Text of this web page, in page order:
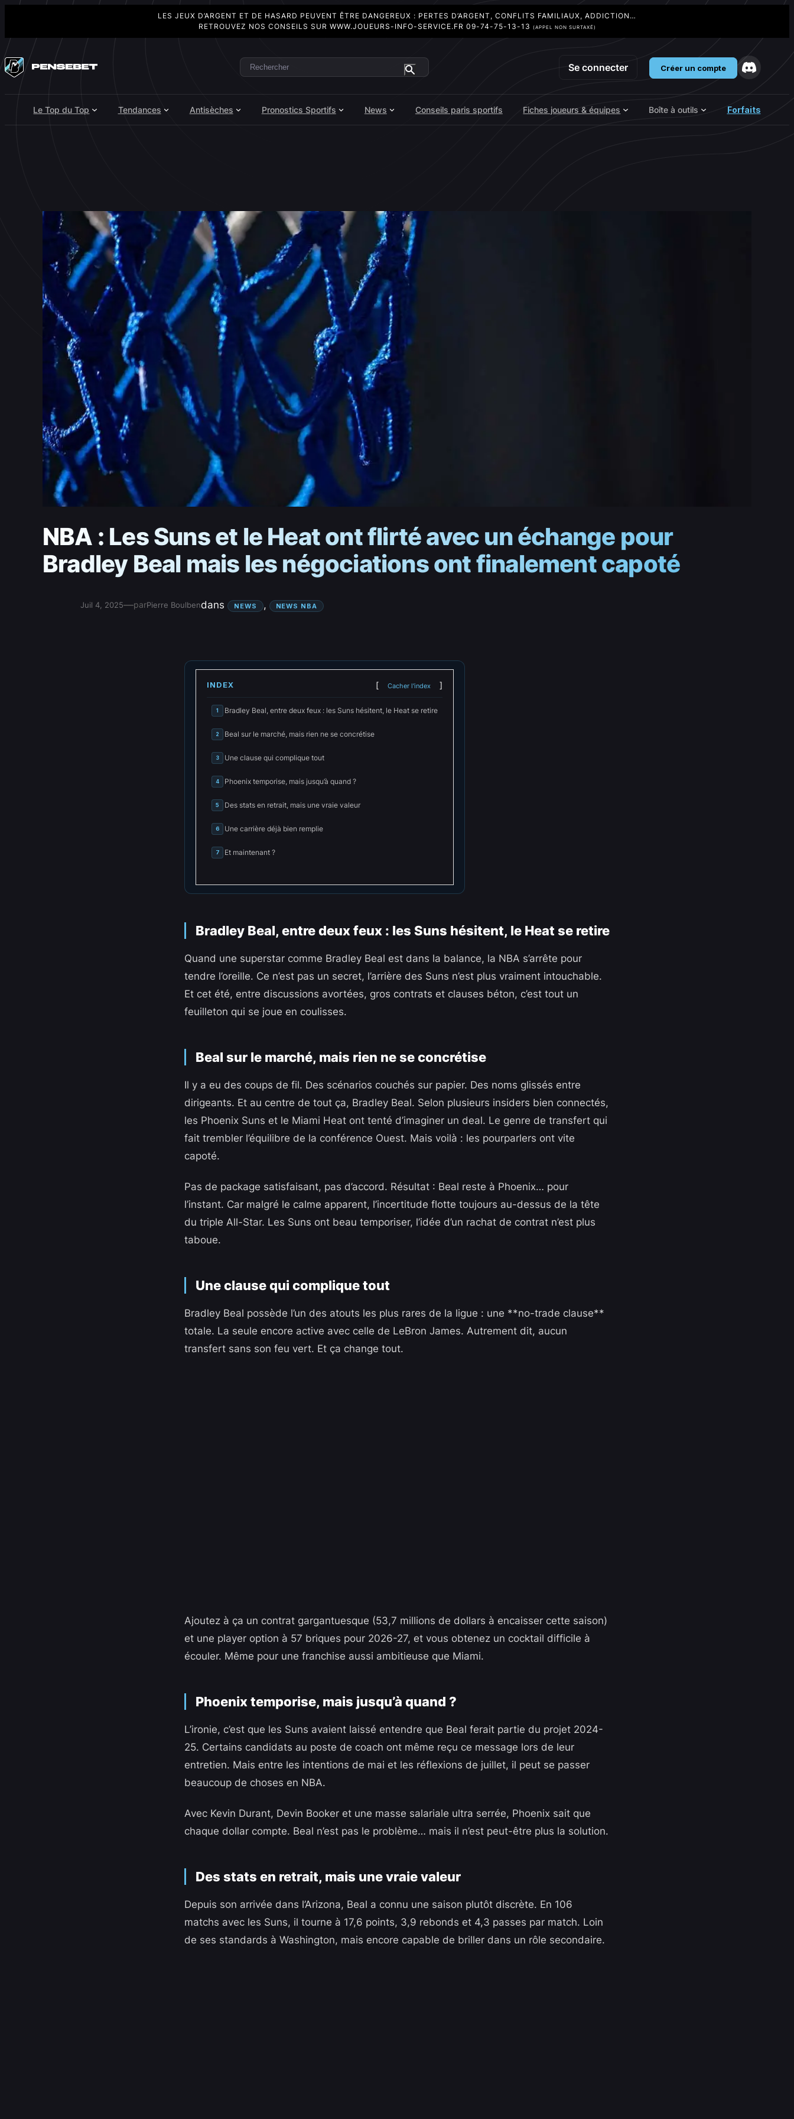
LES JEUX D’ARGENT ET DE HASARD PEUVENT ÊTRE DANGEREUX : PERTES D’ARGENT, CONFLITS FAMILIAUX, ADDICTION…
RETROUVEZ NOS CONSEILS SUR WWW.JOUEURS-INFO-SERVICE.FR 09-74-75-13-13 (APPEL NON SURTAXÉ)
au
contenu
Rechercher Se connecter Créer un compte
Le Top du Top Tendances Antisèches Pronostics Sportifs News Conseils paris sportifs Fiches joueurs & équipes Boîte à outils Forfaits
NBA : Les Suns et le Heat ont flirté avec un échange pour
Bradley Beal mais les négociations ont finalement capoté
Juil 4, 2025—parPierre Boulbendans NEWS , NEWS NBA
INDEX Cacher l'index
1 Bradley Beal, entre deux feux : les Suns hésitent, le Heat se retire
2 Beal sur le marché, mais rien ne se concrétise
3 Une clause qui complique tout
4 Phoenix temporise, mais jusqu’à quand ?
5 Des stats en retrait, mais une vraie valeur
6 Une carrière déjà bien remplie
7 Et maintenant ?
Bradley Beal, entre deux feux : les Suns hésitent, le Heat se retire
Quand une superstar comme Bradley Beal est dans la balance, la NBA s’arrête pour
tendre l’oreille. Ce n’est pas un secret, l’arrière des Suns n’est plus vraiment intouchable.
Et cet été, entre discussions avortées, gros contrats et clauses béton, c’est tout un
feuilleton qui se joue en coulisses.
Beal sur le marché, mais rien ne se concrétise
Il y a eu des coups de fil. Des scénarios couchés sur papier. Des noms glissés entre
dirigeants. Et au centre de tout ça, Bradley Beal. Selon plusieurs insiders bien connectés,
les Phoenix Suns et le Miami Heat ont tenté d’imaginer un deal. Le genre de transfert qui
fait trembler l’équilibre de la conférence Ouest. Mais voilà : les pourparlers ont vite
capoté.
Pas de package satisfaisant, pas d’accord. Résultat : Beal reste à Phoenix… pour
l’instant. Car malgré le calme apparent, l’incertitude flotte toujours au-dessus de la tête
du triple All-Star. Les Suns ont beau temporiser, l’idée d’un rachat de contrat n’est plus
taboue.
Une clause qui complique tout
Bradley Beal possède l’un des atouts les plus rares de la ligue : une **no-trade clause**
totale. La seule encore active avec celle de LeBron James. Autrement dit, aucun
transfert sans son feu vert. Et ça change tout.
Ajoutez à ça un contrat gargantuesque (53,7 millions de dollars à encaisser cette saison)
et une player option à 57 briques pour 2026-27, et vous obtenez un cocktail difficile à
écouler. Même pour une franchise aussi ambitieuse que Miami.
Phoenix temporise, mais jusqu’à quand ?
L’ironie, c’est que les Suns avaient laissé entendre que Beal ferait partie du projet 2024-
25. Certains candidats au poste de coach ont même reçu ce message lors de leur
entretien. Mais entre les intentions de mai et les réflexions de juillet, il peut se passer
beaucoup de choses en NBA.
Avec Kevin Durant, Devin Booker et une masse salariale ultra serrée, Phoenix sait que
chaque dollar compte. Beal n’est pas le problème… mais il n’est peut-être plus la solution.
Des stats en retrait, mais une vraie valeur
Depuis son arrivée dans l’Arizona, Beal a connu une saison plutôt discrète. En 106
matchs avec les Suns, il tourne à 17,6 points, 3,9 rebonds et 4,3 passes par match. Loin
de ses standards à Washington, mais encore capable de briller dans un rôle secondaire.